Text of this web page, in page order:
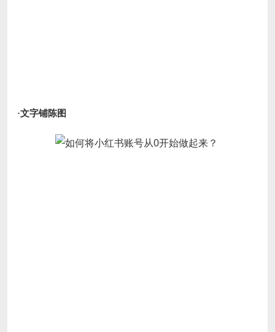
·文字铺陈图